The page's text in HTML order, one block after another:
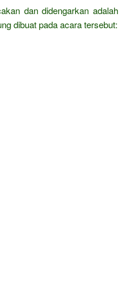
dan didengarkan adalah
dibuat pada acara tersebut: